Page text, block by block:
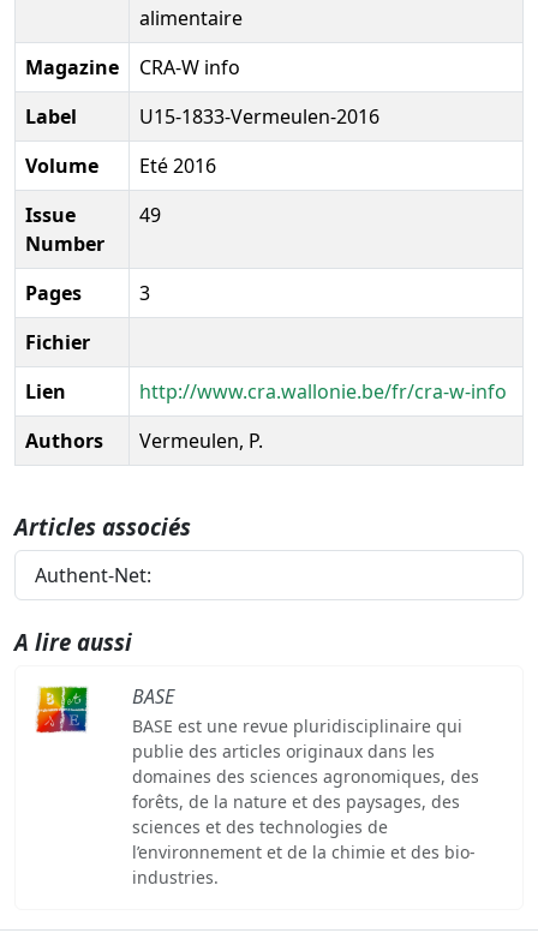
alimentaire
Magazine
CRA-W info
Label
U15-1833-Vermeulen-2016
Volume
Eté 2016
Issue
Number
49
Pages
3
Fichier
Lien
http://www.cra.wallonie.be/fr/cra-w-info
Authors
Vermeulen, P.
Articles associés
Authent-Net:
A lire aussi
BASE
BASE est une revue pluridisciplinaire qui
publie des articles originaux dans les
domaines des sciences agronomiques, des
forêts, de la nature et des paysages, des
sciences et des technologies de
l’environnement et de la chimie et des bio-
industries.